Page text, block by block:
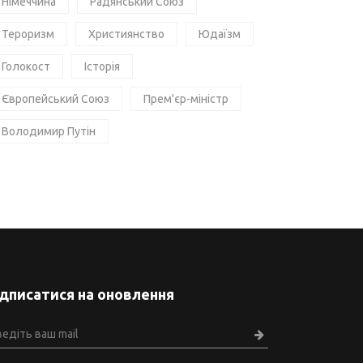
Тероризм Християнство Юдаїзм
Голокост Історія
Європейський Союз Прем'єр-міністр
Володимир Путін
на оновлення